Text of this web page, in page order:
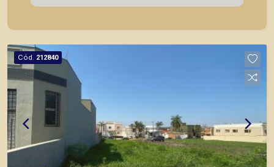
Preto.
Cód. 212840